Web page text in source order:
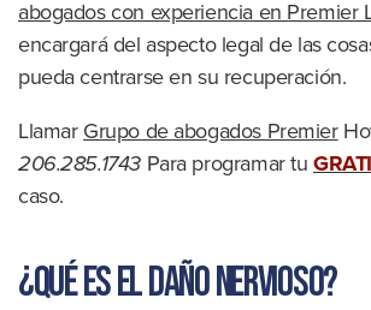
abogados con experiencia en Premier
encargará del aspecto legal de las
pueda centrarse en su recuperación.
LlamarGrupo de abogados Premier
206.285.1743Para programar tu
caso.
¿Qué es el daño nervioso?